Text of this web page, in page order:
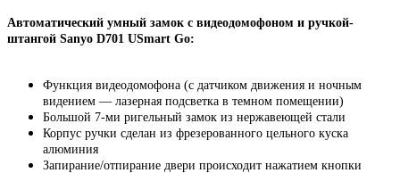
Автоматический умный замок с видеодомофоном и ручкой-
штангой Sanyo D701 USmart Go:
Функция видеодомофона (с датчиком движения и ночным
видением — лазерная подсветка в темном помещении)
Большой 7-ми ригельный замок из нержавеющей стали
Корпус ручки сделан из фрезерованного цельного куска
алюминия
Запирание/отпирание двери происходит нажатием кнопки